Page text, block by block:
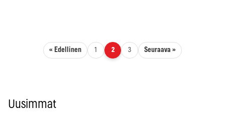
Artikkelien sivutus
« Edellinen 1 2 3 Seuraava »
Uusimmat